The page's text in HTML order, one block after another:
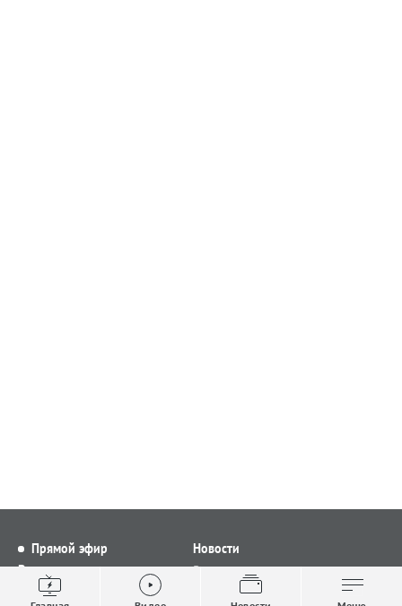
Прямой эфир
Видео
Выпуски новостей
Новости
Все новости
Общество